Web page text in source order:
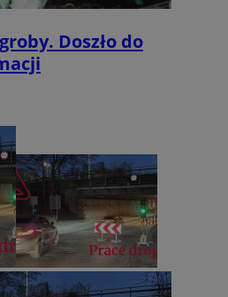
Doszło do